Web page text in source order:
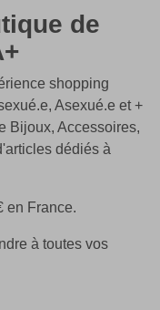
de
shopping
Asexué.e et +
Bijoux, Accessoires,
dédiés à
en France.
à toutes vos